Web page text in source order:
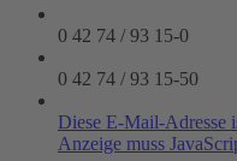
0 42 74 / 93 15-0
0 42 74 / 93 15-50
Diese E-Mail-Adresse
Anzeige muss